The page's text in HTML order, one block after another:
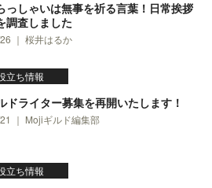
っしゃいは無事を祈る言葉！日常挨拶
調査しました
｜ 桜井はるか
立ち情報
ドライター募集を再開いたします！
｜ Mojiギルド編集部
立ち情報